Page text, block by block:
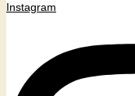
Instagram